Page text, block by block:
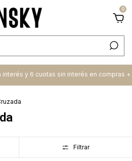
0
interés y 6 cuotas sin interés en compras +
Filtrar